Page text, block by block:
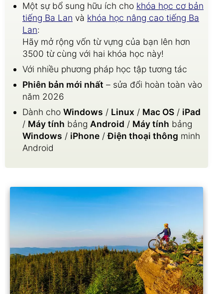
Một sự bổ sung hữu ích cho khóa học cơ bản
tiếng Ba Lan và khóa học nâng cao tiếng Ba
Lan:
Hãy mở rộng vốn từ vựng của bạn lên hơn
3500 từ cùng với hai khóa học này!
Với nhiều phương pháp học tập tương tác
Phiên bản mới nhất – sửa đổi hoàn toàn vào
năm 2026
Dành cho Windows / Linux / Mac OS / iPad
/ Máy tính bảng Android / Máy tính bảng
Windows / iPhone /Điện thoại thông minh
Android